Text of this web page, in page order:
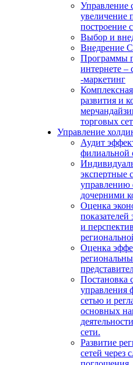
Управление
увеличение
построение
Выбор и
Внедрение
Программы
интернете –
-маркетинг
развития и
торговых
Управление
Аудит
филиальной
экспертные
управлению
дочерними
Оценка
и
Оценка
Постановка
управления
сетью и
основных
сети.
Развитие
сетей через